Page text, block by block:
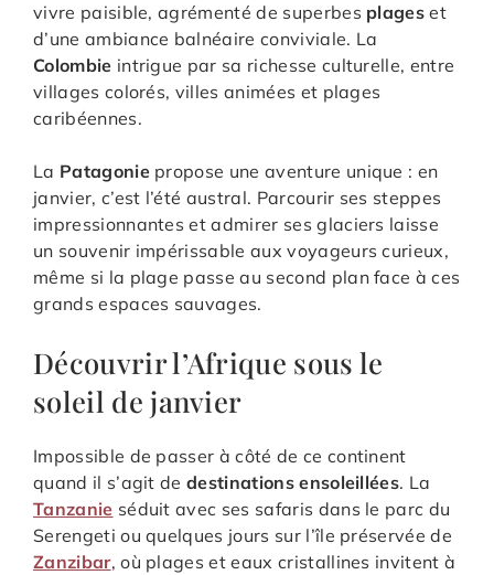
vivre paisible, agrémenté de superbes plages et
d’une ambiance balnéaire conviviale. La
Colombie intrigue par sa richesse culturelle, entre
villages colorés, villes animées et plages
caribéennes.
La Patagoniepropose une aventure unique : en
janvier, c’est l’été austral. Parcourir ses steppes
impressionnantes et admirer ses glaciers laisse
un souvenir impérissable aux voyageurs curieux,
même si la plage passe au second plan face à ces
grands espaces sauvages.
Découvrir l’Afrique sous le
soleil de janvier
Impossible de passer à côté de ce continent
quand il s’agit dedestinations ensoleillées. La
Tanzanie séduit avec ses safaris dans le parc du
Serengeti ou quelques jours sur l’île préservée de
Zanzibar, où plages et eaux cristallines invitent à